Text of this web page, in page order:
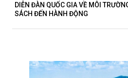
DIỄN ĐÀN QUỐC GIA VỀ MÔI
SÁCH ĐẾN HÀNH ĐỘNG